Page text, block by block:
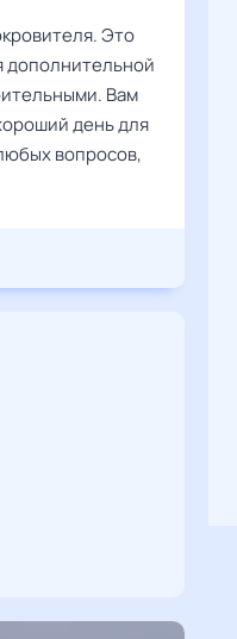
Это
дополнительной
Вам
день для
вопросов,